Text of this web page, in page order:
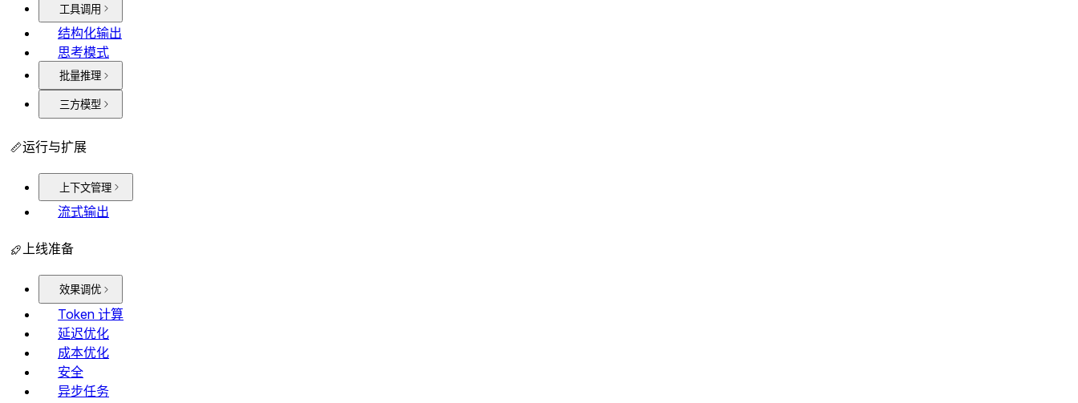
工具调用
结构化输出
思考模式
批量推理
三方模型
运行与扩展
上下文管理
流式输出
上线准备
效果调优
Token 计算
延迟优化
成本优化
安全
异步任务